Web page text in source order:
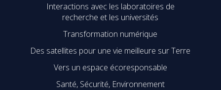
Interactions avec les laboratoires de
recherche et les universités
Transformation numérique
Des satellites pour une vie meilleure sur Terre
Vers un espace écoresponsable
Santé, Sécurité, Environnement